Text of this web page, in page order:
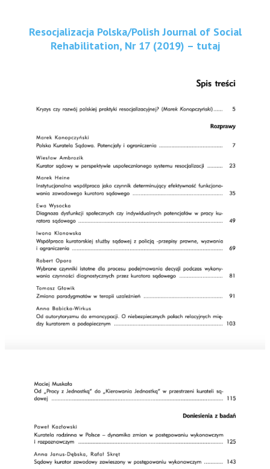
Resocjalizacja Polska/Polish Journal of Social
Rehabilitation, Nr 17 (2019) – tutaj